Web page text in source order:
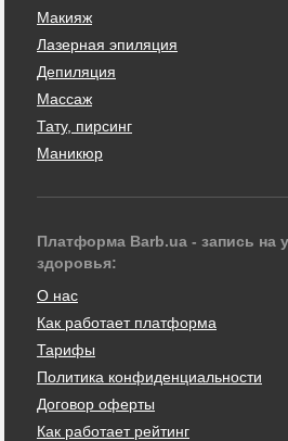
Макияж
Лазерная эпиляция
Депиляция
Массаж
Тату, пирсинг
Маникюр
Платформа Barb.ua - запись на
здоровья:
О нас
Как работает платформа
Тарифы
Политика конфиденциальности
Договор оферты
Как работает рейтинг